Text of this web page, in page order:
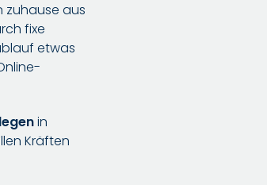
zuhause aus
fixe
etwas
in
Kräften